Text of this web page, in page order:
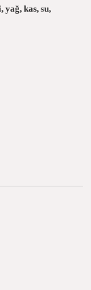
yağ, kas, su,